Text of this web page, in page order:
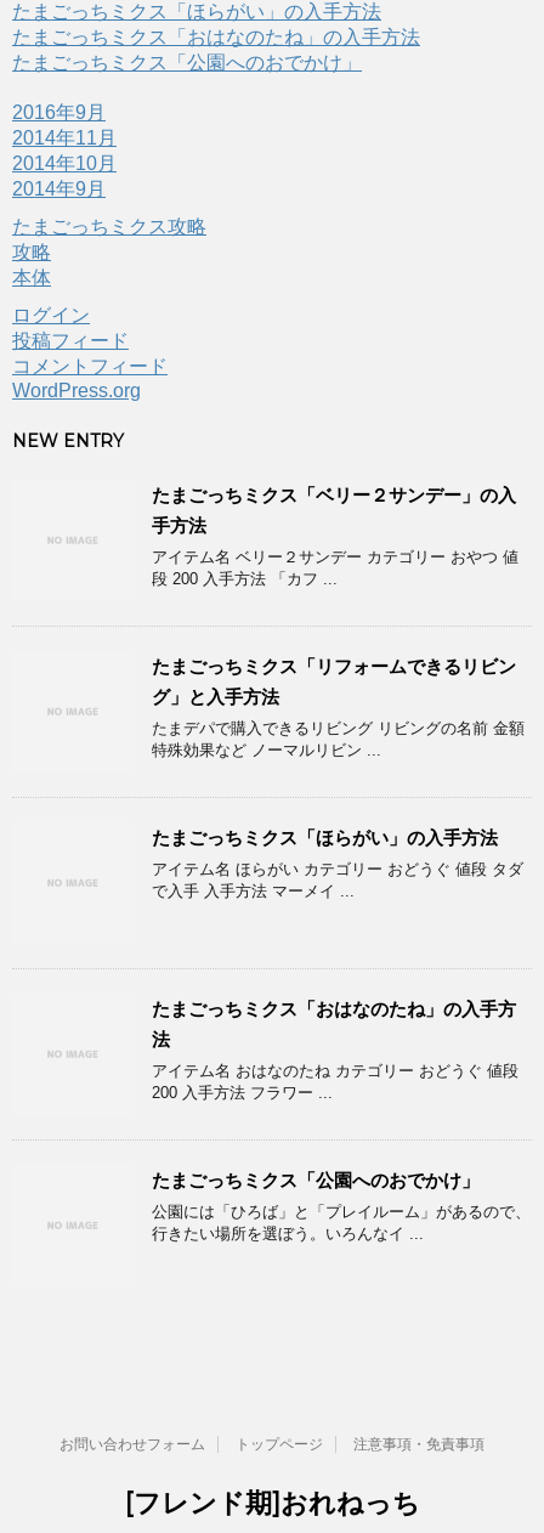
たまごっちミクス「ほらがい」の入手方法
たまごっちミクス「おはなのたね」の入手方法
たまごっちミクス「公園へのおでかけ」
2016年9月
2014年11月
2014年10月
2014年9月
たまごっちミクス攻略
攻略
本体
ログイン
投稿フィード
コメントフィード
WordPress.org
NEW ENTRY
たまごっちミクス「ベリー２サンデー」の入
手方法
アイテム名 ベリー２サンデー カテゴリー おやつ 値
段 200 入手方法 「カフ ...
たまごっちミクス「リフォームできるリビン
グ」と入手方法
たまデパで購入できるリビング リビングの名前 金額
特殊効果など ノーマルリビン ...
たまごっちミクス「ほらがい」の入手方法
アイテム名 ほらがい カテゴリー おどうぐ 値段 タダ
で入手 入手方法 マーメイ ...
たまごっちミクス「おはなのたね」の入手方
法
アイテム名 おはなのたね カテゴリー おどうぐ 値段
200 入手方法 フラワー ...
たまごっちミクス「公園へのおでかけ」
公園には「ひろば」と「プレイルーム」があるので、
行きたい場所を選ぼう。いろんなイ ...
お問い合わせフォーム トップページ 注意事項・免責事項
[フレンド期]おれねっち